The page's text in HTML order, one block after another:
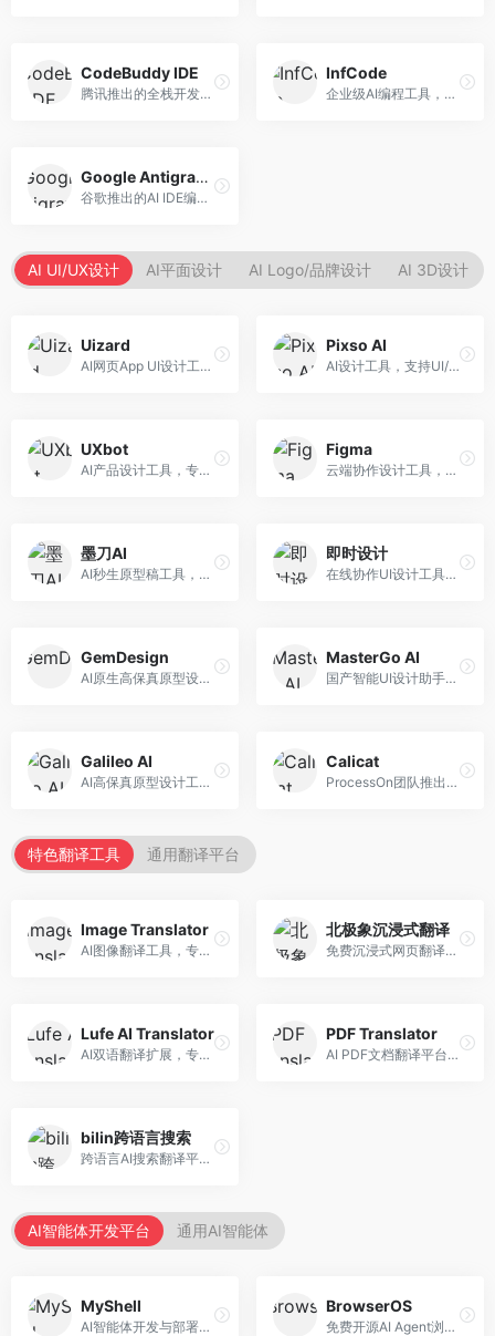
CodeBuddy IDE
腾讯推出的全栈开发AI IDE，整合腾讯云服务。面向开发者，提供代码生成、调试辅助、部署服务等功能，与腾讯云生态深度整合。
InfCode
企业级AI编程工具，专注于团队协作开发。面向企业开发团队，提供代码生成、代码审查、团队协作等服务，企业级功能完善。
Google Antigravity
谷歌推出的AI IDE编程智能体，整合Google Cloud服务。面向谷歌生态开发者，提供智能编程辅助、云服务集成等功能。
AI UI/UX设计 AI平面设计 AI Logo/品牌设计 AI 3D设计
Uizard
AI网页App UI设计工具，专注于快速界面生成。面向产品经理和设计师，提供线框图转UI、界面生成、设计优化等服务，设计速度快。
Pixso AI
AI设计工具，支持UI/UX设计全流程。面向设计师和产品团队，提供界面生成、设计优化、协作评审等服务，国产替代方案，团队协作便捷。
UXbot
AI产品设计工具，专注于用户体验优化。面向UX设计师，提供用户研究、设计建议、可用性测试等服务，UX设计支持完善。
Figma
云端协作设计工具，整合AI设计辅助功能。面向UI/UX设计师和产品团队，提供界面设计、原型制作、团队协作等服务，协作功能强大，是UI设计领域的标杆产品。
墨刀AI
AI秒生原型稿工具，专注于快速原型设计。面向产品经理和设计师，提供原型生成、交互设计、团队协作等服务，原型制作效率高。
即时设计
在线协作UI设计工具，整合AI设计功能。面向设计师和产品团队，提供界面设计、原型制作、设计资源库等服务，国产协作设计平台。
GemDesign
AI原生高保真原型设计工具，专注于智能设计生成。面向设计师，提供界面生成、设计优化、原型制作等服务，设计自动化程度高。
MasterGo AI
国产智能UI设计助手，专注于界面设计自动化。面向UI设计师，提供界面生成、组件设计、设计系统构建等服务，中文用户适配性好。
Galileo AI
AI高保真原型设计工具，专注于UI界面生成。面向设计师和产品团队，提供界面生成、交互设计、设计优化等服务，界面质量高。
Calicat
ProcessOn团队推出的产设研协作平台，整合设计与协作功能。面向产品团队，提供设计协作、文档管理、团队沟通等服务，产研协作便捷。
特色翻译工具 通用翻译平台
Image Translator
AI图像翻译工具，专注于图片文字翻译。面向设计师和电商从业者，提供图片文字识别、翻译、替换等服务，图像翻译效果好。
北极象沉浸式翻译
免费沉浸式网页翻译工具，专注于阅读体验。面向普通用户，提供网页双语翻译、文档翻译等服务，免费使用，翻译质量高。
Lufe AI Translator
AI双语翻译扩展，专注于浏览器翻译场景。面向外语内容阅读者，提供网页双语翻译、划词翻译等服务，浏览器集成便捷。
PDF Translator
AI PDF文档翻译平台，专注于文档本地化。面向商务人士，提供PDF翻译、格式保留、批量处理等服务，文档翻译专业。
bilin跨语言搜索
跨语言AI搜索翻译平台，专注于信息获取。面向研究者和内容创作者，提供跨语言搜索、内容翻译、信息整合等服务，跨语言检索能力强。
AI智能体开发平台 通用AI智能体
MyShell
AI智能体开发与部署平台，专注于语音交互智能体。面向开发者，提供语音智能体创建、部署服务、社区分享等功能，语音交互能力强。
BrowserOS
免费开源AI Agent浏览器，专注于浏览器自动化。面向开发者，提供浏览器控制、任务自动化、API接口等服务，开源免费。